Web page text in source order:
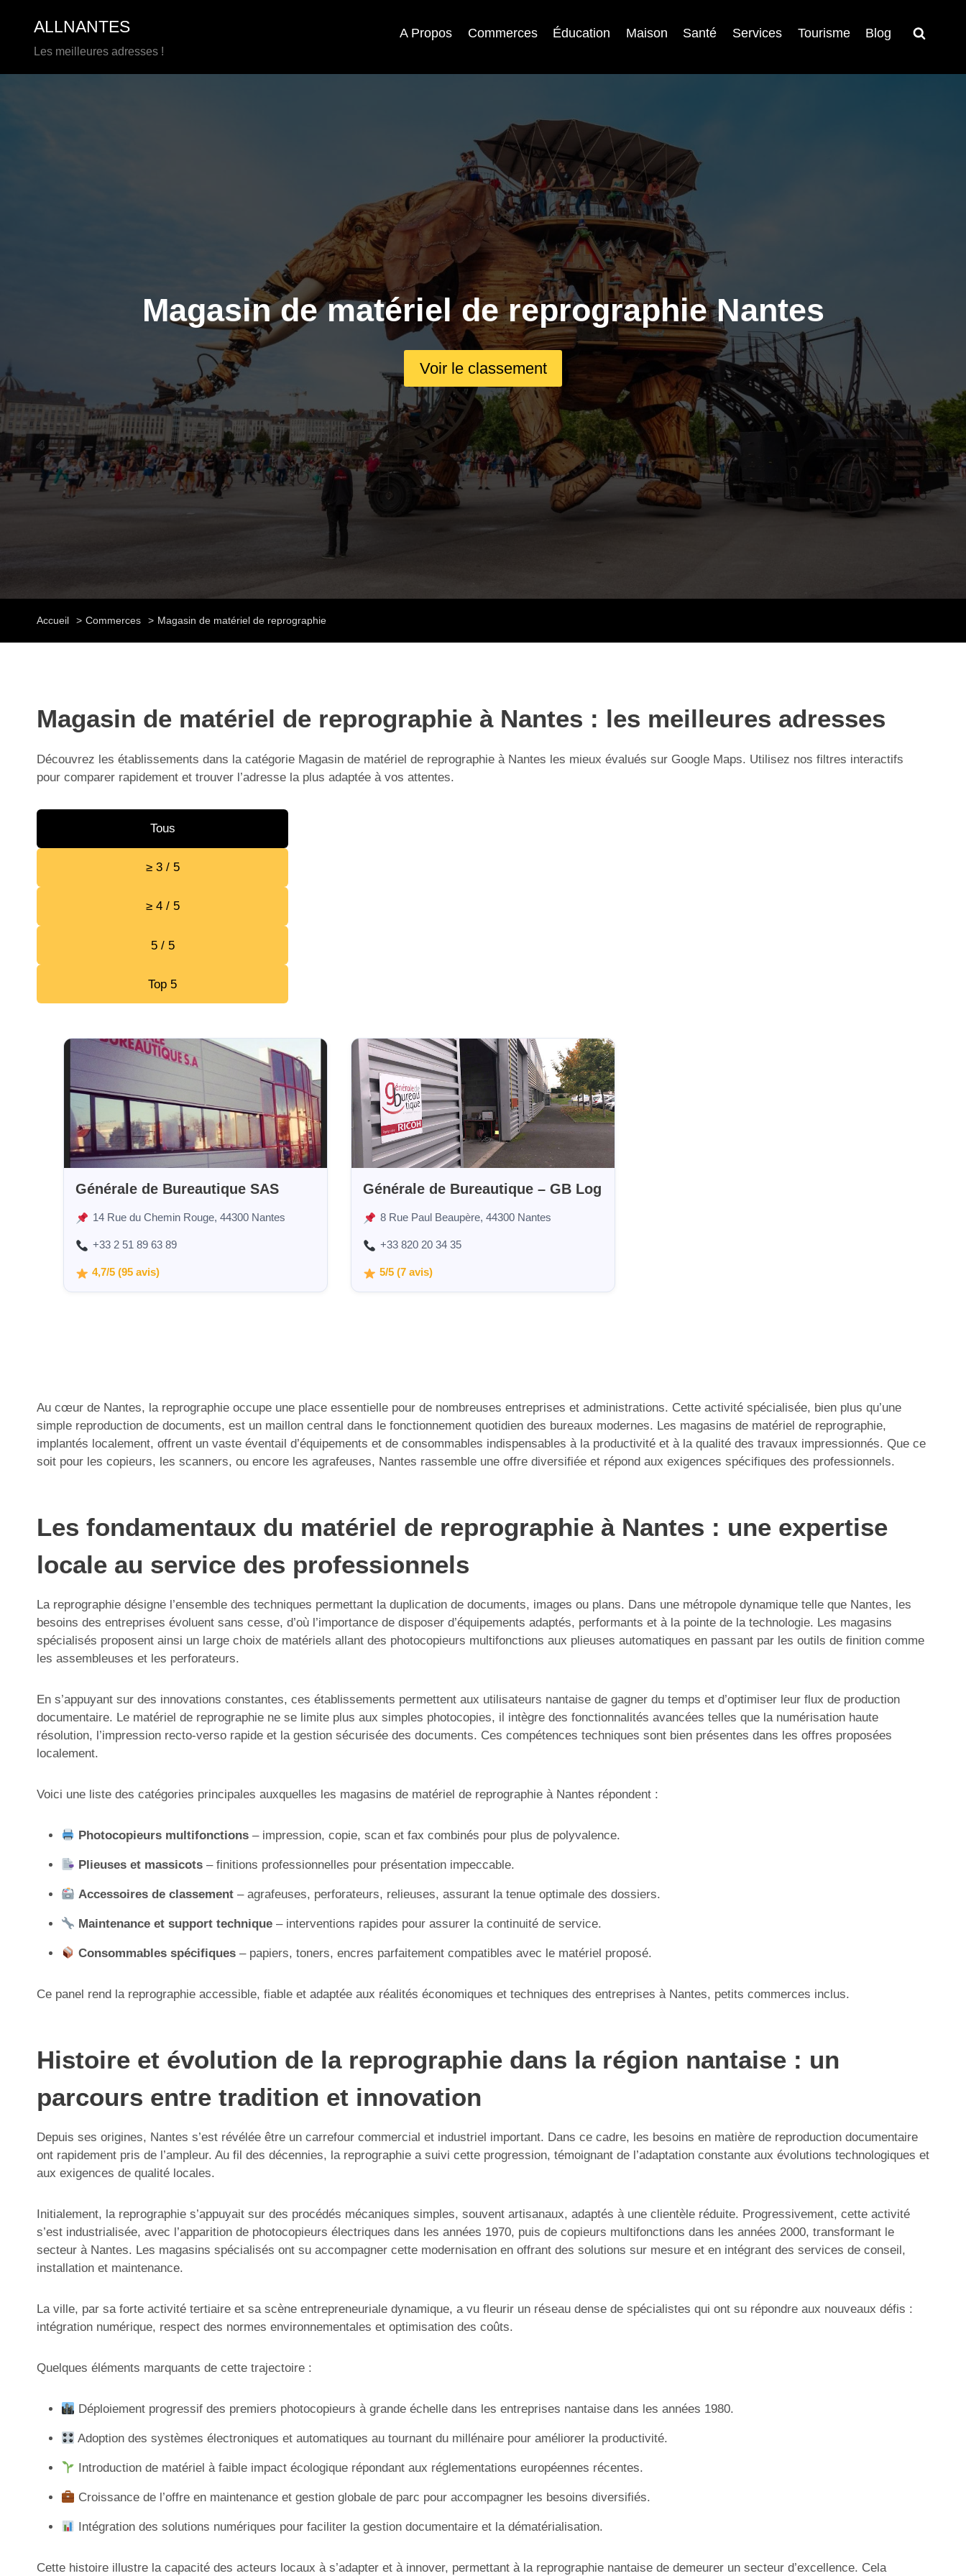
contenu
ALLNANTES
Les meilleures adresses !
A Propos Commerces Éducation Maison Santé Services Tourisme Blog
Magasin de matériel de reprographie Nantes
Voir le classement
Accueil Commerces Magasin de matériel de reprographie
Magasin de matériel de reprographie à Nantes : les meilleures adresses
Découvrez les établissements dans la catégorie Magasin de matériel de reprographie à Nantes les mieux évalués sur Google Maps. Utilisez nos filtres interactifs
pour comparer rapidement et trouver l’adresse la plus adaptée à vos attentes.
Tous
≥ 3 / 5
≥ 4 / 5
5 / 5
Top 5
Générale de Bureautique SAS
14 Rue du Chemin Rouge, 44300 Nantes
+33 2 51 89 63 89
4,7/5 (95 avis)
Générale de Bureautique – GB Log
8 Rue Paul Beaupère, 44300 Nantes
+33 820 20 34 35
5/5 (7 avis)
Au cœur de Nantes, la reprographie occupe une place essentielle pour de nombreuses entreprises et administrations. Cette activité spécialisée, bien plus qu’une
simple reproduction de documents, est un maillon central dans le fonctionnement quotidien des bureaux modernes. Les magasins de matériel de reprographie,
implantés localement, offrent un vaste éventail d’équipements et de consommables indispensables à la productivité et à la qualité des travaux impressionnés. Que ce
soit pour les copieurs, les scanners, ou encore les agrafeuses, Nantes rassemble une offre diversifiée et répond aux exigences spécifiques des professionnels.
Les fondamentaux du matériel de reprographie à Nantes : une expertise
locale au service des professionnels
La reprographie désigne l’ensemble des techniques permettant la duplication de documents, images ou plans. Dans une métropole dynamique telle que Nantes, les
besoins des entreprises évoluent sans cesse, d’où l’importance de disposer d’équipements adaptés, performants et à la pointe de la technologie. Les magasins
spécialisés proposent ainsi un large choix de matériels allant des photocopieurs multifonctions aux plieuses automatiques en passant par les outils de finition comme
les assembleuses et les perforateurs.
En s’appuyant sur des innovations constantes, ces établissements permettent aux utilisateurs nantaise de gagner du temps et d’optimiser leur flux de production
documentaire. Le matériel de reprographie ne se limite plus aux simples photocopies, il intègre des fonctionnalités avancées telles que la numérisation haute
résolution, l’impression recto-verso rapide et la gestion sécurisée des documents. Ces compétences techniques sont bien présentes dans les offres proposées
localement.
Voici une liste des catégories principales auxquelles les magasins de matériel de reprographie à Nantes répondent :
Photocopieurs multifonctions – impression, copie, scan et fax combinés pour plus de polyvalence.
Plieuses et massicots – finitions professionnelles pour présentation impeccable.
Accessoires de classement – agrafeuses, perforateurs, relieuses, assurant la tenue optimale des dossiers.
Maintenance et support technique – interventions rapides pour assurer la continuité de service.
Consommables spécifiques – papiers, toners, encres parfaitement compatibles avec le matériel proposé.
Ce panel rend la reprographie accessible, fiable et adaptée aux réalités économiques et techniques des entreprises à Nantes, petits commerces inclus.
Histoire et évolution de la reprographie dans la région nantaise : un
parcours entre tradition et innovation
Depuis ses origines, Nantes s’est révélée être un carrefour commercial et industriel important. Dans ce cadre, les besoins en matière de reproduction documentaire
ont rapidement pris de l’ampleur. Au fil des décennies, la reprographie a suivi cette progression, témoignant de l’adaptation constante aux évolutions technologiques et
aux exigences de qualité locales.
Initialement, la reprographie s’appuyait sur des procédés mécaniques simples, souvent artisanaux, adaptés à une clientèle réduite. Progressivement, cette activité
s’est industrialisée, avec l’apparition de photocopieurs électriques dans les années 1970, puis de copieurs multifonctions dans les années 2000, transformant le
secteur à Nantes. Les magasins spécialisés ont su accompagner cette modernisation en offrant des solutions sur mesure et en intégrant des services de conseil,
installation et maintenance.
La ville, par sa forte activité tertiaire et sa scène entrepreneuriale dynamique, a vu fleurir un réseau dense de spécialistes qui ont su répondre aux nouveaux défis :
intégration numérique, respect des normes environnementales et optimisation des coûts.
Quelques éléments marquants de cette trajectoire :
Déploiement progressif des premiers photocopieurs à grande échelle dans les entreprises nantaise dans les années 1980.
Adoption des systèmes électroniques et automatiques au tournant du millénaire pour améliorer la productivité.
Introduction de matériel à faible impact écologique répondant aux réglementations européennes récentes.
Croissance de l’offre en maintenance et gestion globale de parc pour accompagner les besoins diversifiés.
Intégration des solutions numériques pour faciliter la gestion documentaire et la dématérialisation.
Cette histoire illustre la capacité des acteurs locaux à s’adapter et à innover, permettant à la reprographie nantaise de demeurer un secteur d’excellence. Cela